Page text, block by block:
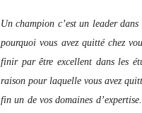
Un champion c’est un leader
pourquoi vous avez quitté chez
finir par être excellent dans les
raison pour laquelle vous avez
fin un de vos domaines